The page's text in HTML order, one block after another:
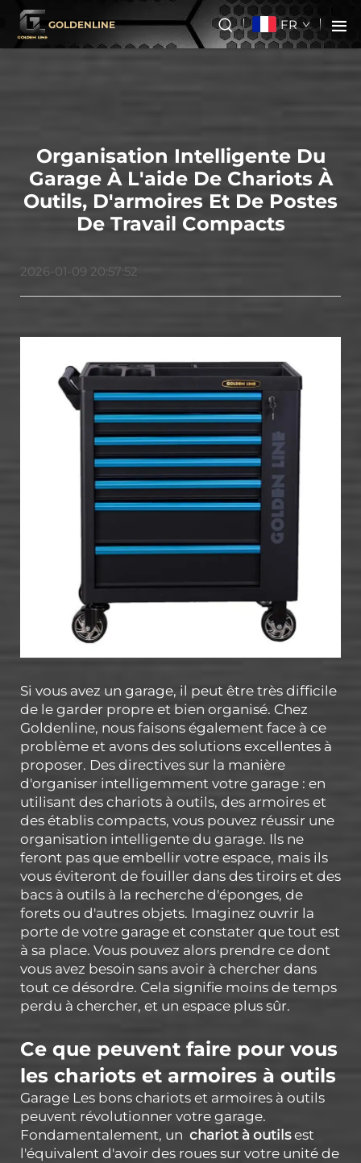
GOLDENLINE FR
Organisation Intelligente Du
Garage À L'aide De Chariots À
Outils, D'armoires Et De Postes
De Travail Compacts
2026-01-09 20:57:52
Si vous avez un garage, il peut être très difficile
de le garder propre et bien organisé. Chez
Goldenline, nous faisons également face à ce
problème et avons des solutions excellentes à
proposer. Des directives sur la manière
d'organiser intelligemment votre garage : en
utilisant des chariots à outils, des armoires et
des établis compacts, vous pouvez réussir une
organisation intelligente du garage. Ils ne
feront pas que embellir votre espace, mais ils
vous éviteront de fouiller dans des tiroirs et des
bacs à outils à la recherche d'éponges, de
forets ou d'autres objets. Imaginez ouvrir la
porte de votre garage et constater que tout est
à sa place. Vous pouvez alors prendre ce dont
vous avez besoin sans avoir à chercher dans
tout ce désordre. Cela signifie moins de temps
perdu à chercher, et un espace plus sûr.
Ce que peuvent faire pour vous
les chariots et armoires à outils
Garage Les bons chariots et armoires à outils
peuvent révolutionner votre garage.
Fondamentalement, un chariot à outilsest
l'équivalent d'avoir des roues sur votre unité de